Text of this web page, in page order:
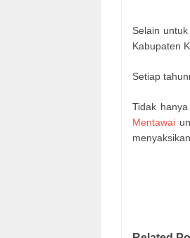
Selain
Kabupaten
Setiap
Tidak
Mentawai